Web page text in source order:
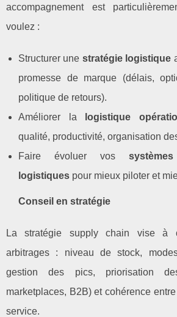
accompagnement est
voulez :
Structurer une stratégie logistique
promesse de marque (délais,
politique de retours).
Améliorer la
logistique
qualité, productivité, organisation
Faire évoluer vos
logistiques pour mieux piloter et
Conseil en stratégie
La stratégie supply chain vise à
arbitrages : niveau de stock,
gestion des pics, priorisation
marketplaces, B2B) et cohérence
service.